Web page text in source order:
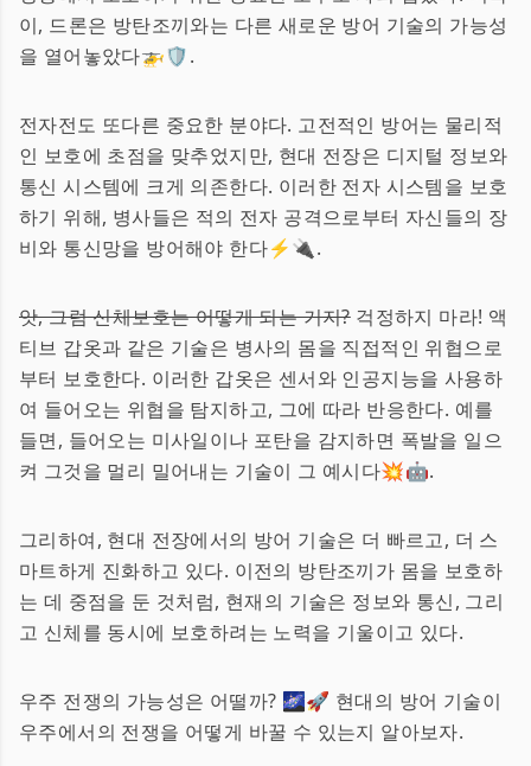
이, 드론은 방탄조끼와는 다른 새로운 방어 기술의 가능성
을 열어놓았다🚁🛡️.
전자전도 또다른 중요한 분야다. 고전적인 방어는 물리적
인 보호에 초점을 맞추었지만, 현대 전장은 디지털 정보와
통신 시스템에 크게 의존한다. 이러한 전자 시스템을 보호
하기 위해, 병사들은 적의 전자 공격으로부터 자신들의 장
비와 통신망을 방어해야 한다⚡️🔌.
앗, 그럼 신체보호는 어떻게 되는 거지?걱정하지 마라! 액
티브 갑옷과 같은 기술은 병사의 몸을 직접적인 위협으로
부터 보호한다. 이러한 갑옷은 센서와 인공지능을 사용하
여 들어오는 위협을 탐지하고, 그에 따라 반응한다. 예를
들면, 들어오는 미사일이나 포탄을 감지하면 폭발을 일으
켜 그것을 멀리 밀어내는 기술이 그 예시다💥🤖.
그리하여, 현대 전장에서의 방어 기술은 더 빠르고, 더 스
마트하게 진화하고 있다. 이전의 방탄조끼가 몸을 보호하
는 데 중점을 둔 것처럼, 현재의 기술은 정보와 통신, 그리
고 신체를 동시에 보호하려는 노력을 기울이고 있다.
우주 전쟁의 가능성은 어떨까? 🌌🚀 현대의 방어 기술이
우주에서의 전쟁을 어떻게 바꿀 수 있는지 알아보자.